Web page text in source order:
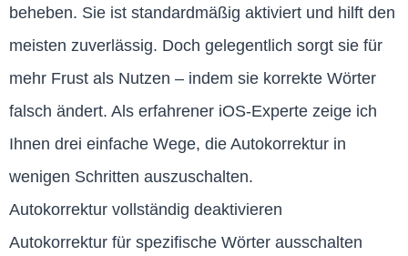
beheben. Sie ist standardmäßig aktiviert und hilft den
meisten zuverlässig. Doch gelegentlich sorgt sie für
mehr Frust als Nutzen – indem sie korrekte Wörter
falsch ändert. Als erfahrener iOS-Experte zeige ich
Ihnen drei einfache Wege, die Autokorrektur in
wenigen Schritten auszuschalten.
Autokorrektur vollständig deaktivieren
Autokorrektur für spezifische Wörter ausschalten